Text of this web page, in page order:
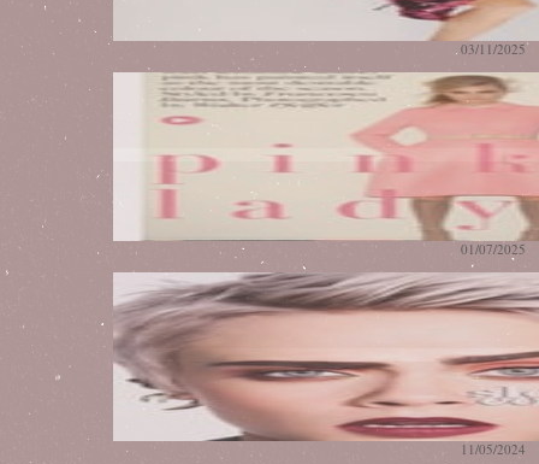
03/11/2025
01/07/2025
11/05/2024